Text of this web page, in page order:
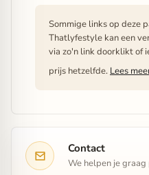
Sommige links op deze
Thatlyfestyle kan een
via zo'n link doorklikt of
prijs hetzelfde. Lees
Contact
We helpen je